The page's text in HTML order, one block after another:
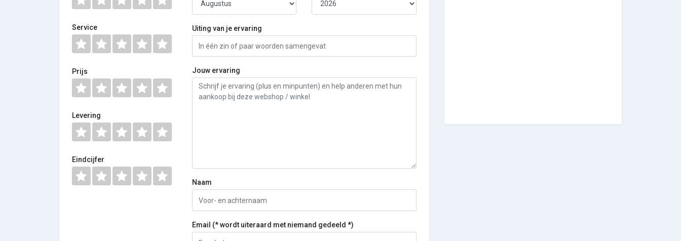
Service
Prijs
Levering
Eindcijfer
Uiting van je ervaring
Jouw ervaring
Naam
Email (* wordt uiteraard met niemand gedeeld *)